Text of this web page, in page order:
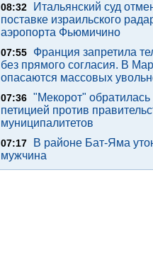
08:32
Итальянский суд
поставке израильского
аэропорта Фьюмичино
07:55
Франция запретила
без прямого согласия. В
опасаются массовых
07:36 "Мекорот"
петицией против
муниципалитетов
07:17
В районе Бат-Яма
мужчина